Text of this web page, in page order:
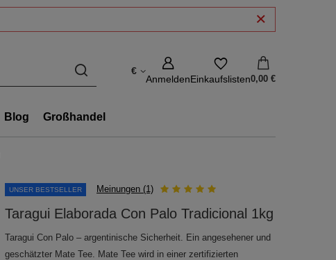
€
AnmeldenEinkaufslisten0,00 €
Blog Großhandel
UNSER BESTSELLER Meinungen (1)
Taragui Elaborada Con Palo Tradicional 1kg
Taragui Con Palo – argentinische Sicherheit. Ein angesehener und
geschätzter Mate Tee. Mate Tee wird in einer zertifizierten